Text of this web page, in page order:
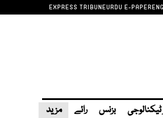
EXPRESS TRIBUNEURDU E-PAPER
بزنس رائے مزید